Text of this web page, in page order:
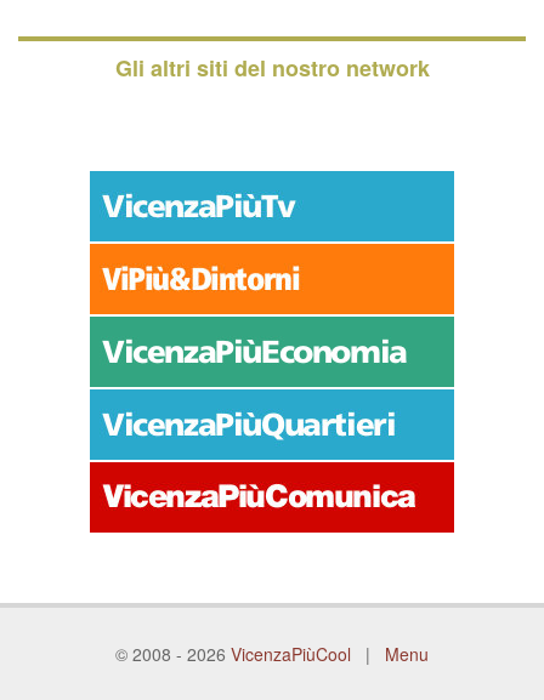
Gli altri siti del nostro network
© 2008 - 2026 VicenzaPiùCool | Menu